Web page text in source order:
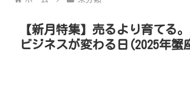
【新月特集】売るより育てる
ビジネスが変わる日(2025年蟹